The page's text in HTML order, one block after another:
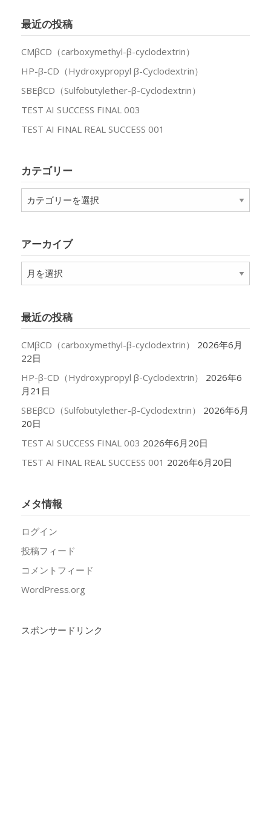
最近の投稿
CMβCD（carboxymethyl-β-cyclodextrin）
HP-β-CD（Hydroxypropyl β-Cyclodextrin）
SBEβCD（Sulfobutylether-β-Cyclodextrin）
TEST AI SUCCESS FINAL 003
TEST AI FINAL REAL SUCCESS 001
カテゴリー
テ
ー
アーカイブ
ア
ー
ブ
最近の投稿
CMβCD（carboxymethyl-β-cyclodextrin）
2026年6月
22日
HP-β-CD（Hydroxypropyl β-Cyclodextrin）
2026年6
月21日
SBEβCD（Sulfobutylether-β-Cyclodextrin）
2026年6月
20日
TEST AI SUCCESS FINAL 003 2026年6月20日
TEST AI FINAL REAL SUCCESS 001 2026年6月20日
メタ情報
ログイン
投稿フィード
コメントフィード
WordPress.org
スポンサードリンク